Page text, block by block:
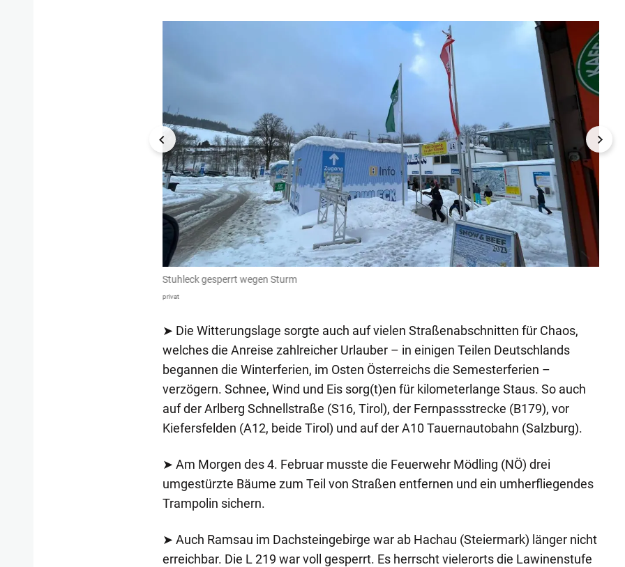
Stuhleck gesperrt wegen Sturm
privat
➤ Die Witterungslage sorgte auch auf vielen Straßenabschnitten für Chaos,
welches die Anreise zahlreicher Urlauber – in einigen Teilen Deutschlands
begannen die Winterferien, im Osten Österreichs die Semesterferien –
verzögern. Schnee, Wind und Eis sorg(t)en für kilometerlange Staus. So auch
auf der Arlberg Schnellstraße (S16, Tirol), der Fernpassstrecke (B179), vor
Kiefersfelden (A12, beide Tirol) und auf der A10 Tauernautobahn (Salzburg).
➤ Am Morgen des 4. Februar musste die Feuerwehr Mödling (NÖ) drei
umgestürzte Bäume zum Teil von Straßen entfernen und ein umherfliegendes
Trampolin sichern.
➤ Auch Ramsau im Dachsteingebirge war ab Hachau (Steiermark) länger nicht
erreichbar. Die L 219 war voll gesperrt. Es herrscht vielerorts die Lawinenstufe